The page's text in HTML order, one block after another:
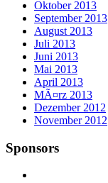
Oktober 2013
September 2013
August 2013
Juli 2013
Juni 2013
Mai 2013
April 2013
MÃ¤rz 2013
Dezember 2012
November 2012
Sponsors